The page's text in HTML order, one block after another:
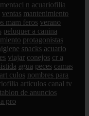
n acuariofilia
ventas mantenimiento
mam feros verano
peluquer a canina
protagonistas
snacks acuario
viajar conejos cr a
agua peces camas
art culos nombres para
articulos canal tv
tablon de anuncios
pro